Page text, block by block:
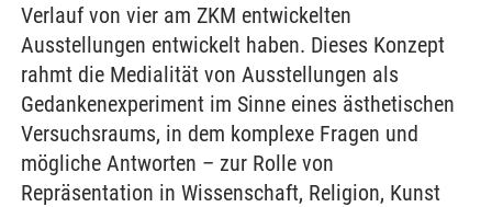
Verlauf von vier am ZKM entwickelten
Ausstellungen entwickelt haben. Dieses Konzept
rahmt die Medialität von Ausstellungen als
Gedankenexperiment im Sinne eines ästhetischen
Versuchsraums, in dem komplexe Fragen und
mögliche Antworten – zur Rolle von
Repräsentation in Wissenschaft, Religion, Kunst